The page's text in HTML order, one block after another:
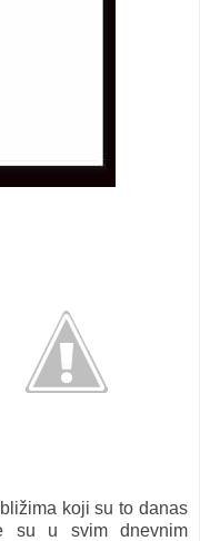
koji su to danas
su u svim dnevnim